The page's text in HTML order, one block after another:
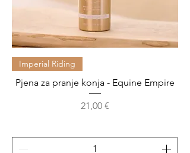
Imperial Riding
Pjena za pranje konja - Equine Empire
Cijena
21,00 €